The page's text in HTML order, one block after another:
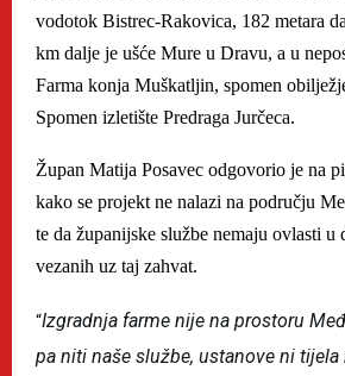
vodotok Bistrec-Rakovica, 182 metara
km dalje je ušće Mure u Dravu, a u
Farma konja Muškatljin, spomen
Spomen izletište Predraga Jurčeca.
Župan Matija Posavec odgovorio je na
kako se projekt ne nalazi na području
te da županijske službe nemaju ovlasti u
vezanih uz taj zahvat.
“Izgradnja farme nije na prostoru
pa niti naše službe, ustanove ni tijela